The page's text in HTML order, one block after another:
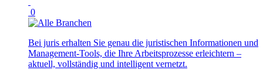
0
Bei juris erhalten Sie genau die juristischen Informationen und
Management-Tools, die Ihre Arbeitsprozesse erleichtern –
aktuell, vollständig und intelligent vernetzt.